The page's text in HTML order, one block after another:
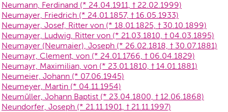
Neumann, Ferdinand (* 24.04.1911, † 22.02.1999)
Neumayer, Friedrich (* 24.01.1857, † 16.05.1933)
Neumayer, Josef, Ritter von (* 18.01.1825, † 30.10.1899)
Neumayer, Ludwig, Ritter von (* 21.03.1810, † 04.03.1895)
Neumayer (Neumaier), Joseph (* 26.02.1818, † 30.07.1881)
Neumayr, Clement, von (* 24.01.1766, † 06.04.1829)
Neumayr, Maximilian, von (* 23.01.1810, † 14.01.1881)
Neumeier, Johann (* 07.06.1945)
Neumeyer, Martin (* 04.11.1954)
Neumüller, Johann Baptist (* 23.04.1800, † 12.06.1868)
Neundorfer, Joseph (* 21.11.1901, † 21.11.1997)